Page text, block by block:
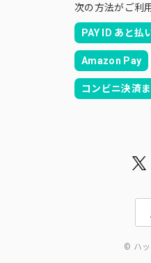
次の方法がご利
PAY ID あと払
Amazon Pay
コンビニ決済
© ハ